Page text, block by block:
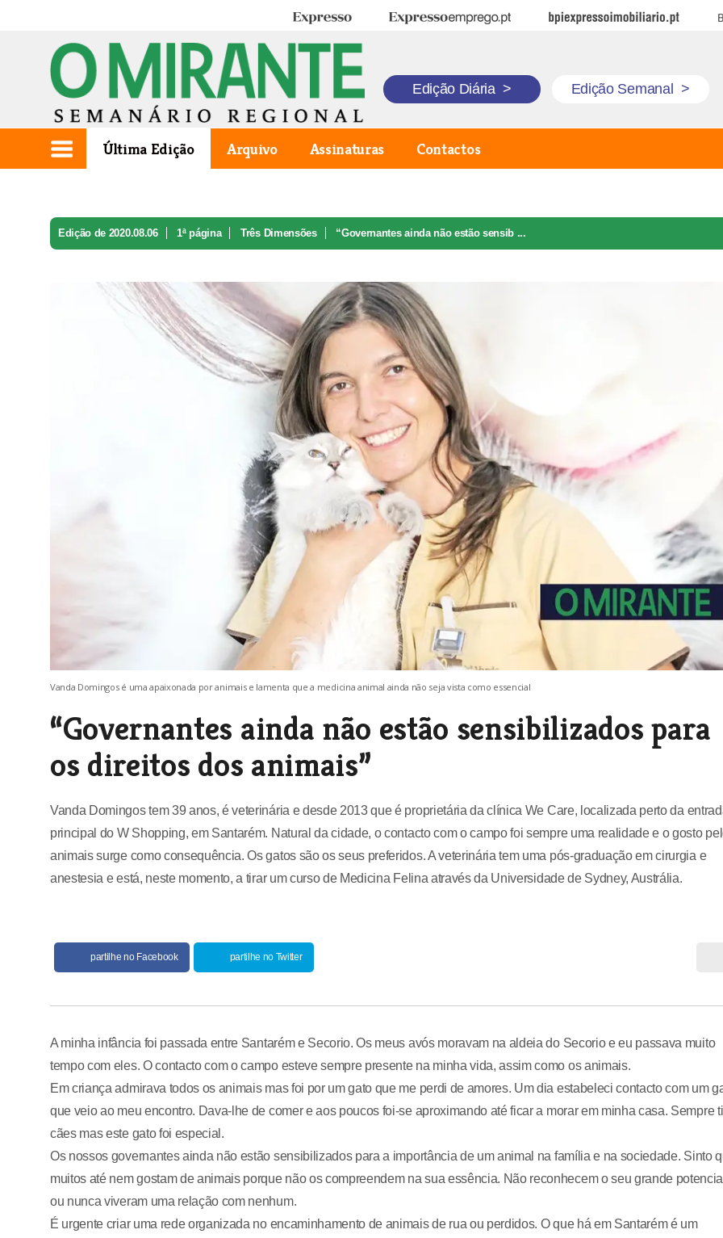
Expresso Expresso Emprego BPI Expresso Imobiliário
Edição Diária > Edição Semanal >
Última Edição Arquivo Assinaturas Contactos
Edição de 2020.08.06 1ª página Três Dimensões “Governantes ainda não estão sensib ...
Vanda Domingos é uma apaixonada por animais e lamenta que a medicina animal ainda não seja vista como essencial
“Governantes ainda não estão sensibilizados para
os direitos dos animais”
Vanda Domingos tem 39 anos, é veterinária e desde 2013 que é proprietária da clínica We Care, localizada perto da
principal do W Shopping, em Santarém. Natural da cidade, o contacto com o campo foi sempre uma realidade e o gosto
animais surge como consequência. Os gatos são os seus preferidos. A veterinária tem uma pós-graduação em cirurgia e
anestesia e está, neste momento, a tirar um curso de Medicina Felina através da Universidade de Sydney, Austrália.
partilhe no Facebook partilhe no Twitter
A minha infância foi passada entre Santarém e Secorio. Os meus avós moravam na aldeia do Secorio e eu passava muito
tempo com eles. O contacto com o campo esteve sempre presente na minha vida, assim como os animais.
Em criança admirava todos os animais mas foi por um gato que me perdi de amores. Um dia estabeleci contacto com um
que veio ao meu encontro. Dava-lhe de comer e aos poucos foi-se aproximando até ficar a morar em minha casa. Sempre
cães mas este gato foi especial.
Os nossos governantes ainda não estão sensibilizados para a importância de um animal na família e na sociedade. Sinto
muitos até nem gostam de animais porque não os compreendem na sua essência. Não reconhecem o seu grande potencial
ou nunca viveram uma relação com nenhum.
É urgente criar uma rede organizada no encaminhamento de animais de rua ou perdidos. O que há em Santarém é um